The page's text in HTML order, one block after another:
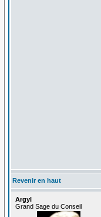
Revenir en haut
Argyl
Grand Sage du Conseil